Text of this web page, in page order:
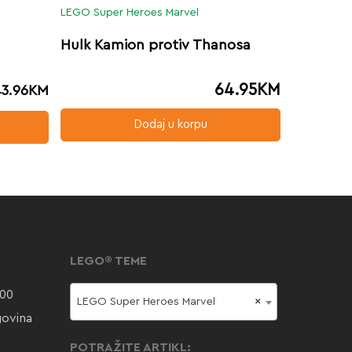
KM
LEGO Super Heroes Marvel
Hulk Kamion protiv Thanosa
64.95KM
Dodaj u korpu
LEGO® TEME
×
LEGO Super Heroes Marvel
POTRAŽITE ARTIKL: